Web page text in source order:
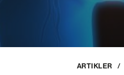
ARTIKLER /